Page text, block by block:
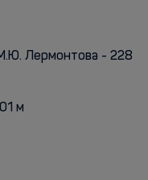
Лермонтова - 228
м